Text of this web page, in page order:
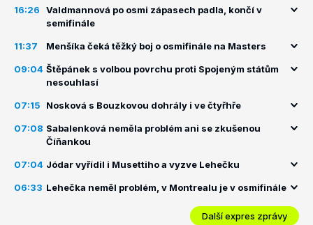
16:26
Valdmannová po osmi zápasech padla, končí v
semifinále
11:37 Menšíka čeká těžký boj o osmifinále na Masters
09:04 Štěpánek s volbou povrchu proti Spojeným státům
nesouhlasí
07:15 Nosková s Bouzkovou dohrály i ve čtyřhře
07:08 Sabalenková neměla problém ani se zkušenou
Číňankou
07:04 Jódar vyřídil i Musettiho a vyzve Lehečku
06:33 Lehečka neměl problém, v Montrealu je v osmifinále
Další expres zprávy